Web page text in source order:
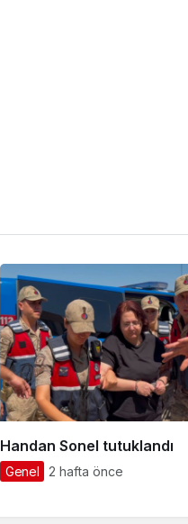
Handan Sonel tutuklandı
Genel 2 hafta önce